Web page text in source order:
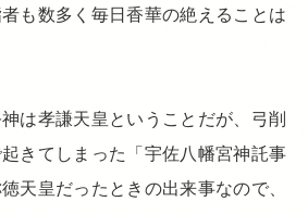
も数多く毎日香華の絶えることは
は孝謙天皇ということだが、弓削
きてしまった「宇佐八幡宮神託事
天皇だったときの出来事なので、